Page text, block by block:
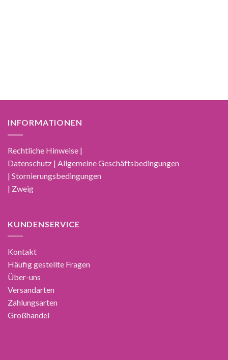
INFORMATIONEN
Rechtliche Hinweise |
Datenschutz | Allgemeine Geschäftsbedingungen
| Stornierungsbedingungen
| Zweig
KUNDENSERVICE
Kontakt
Häufig gestellte Fragen
Über-uns
Versandarten
Zahlungsarten
Großhandel